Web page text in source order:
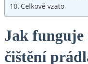
Celkově vzato
Jak funguje
čištění